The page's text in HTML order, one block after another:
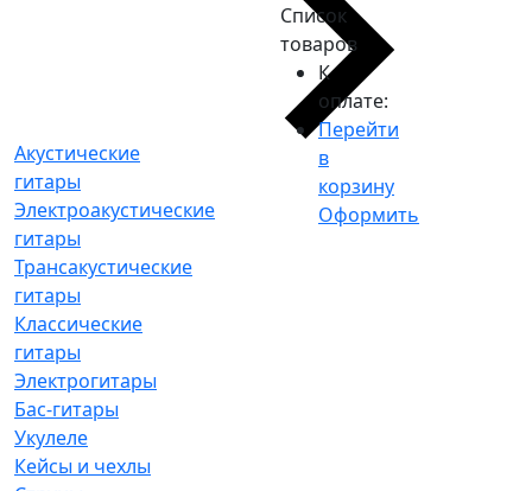
Акустические
гитары
Электроакустические
гитары
Трансакустические
гитары
Классические
гитары
Электрогитары
Бас-гитары
Укулеле
Кейсы и чехлы
Список
товаров
К
оплате:
Перейти
в
корзину
Оформить